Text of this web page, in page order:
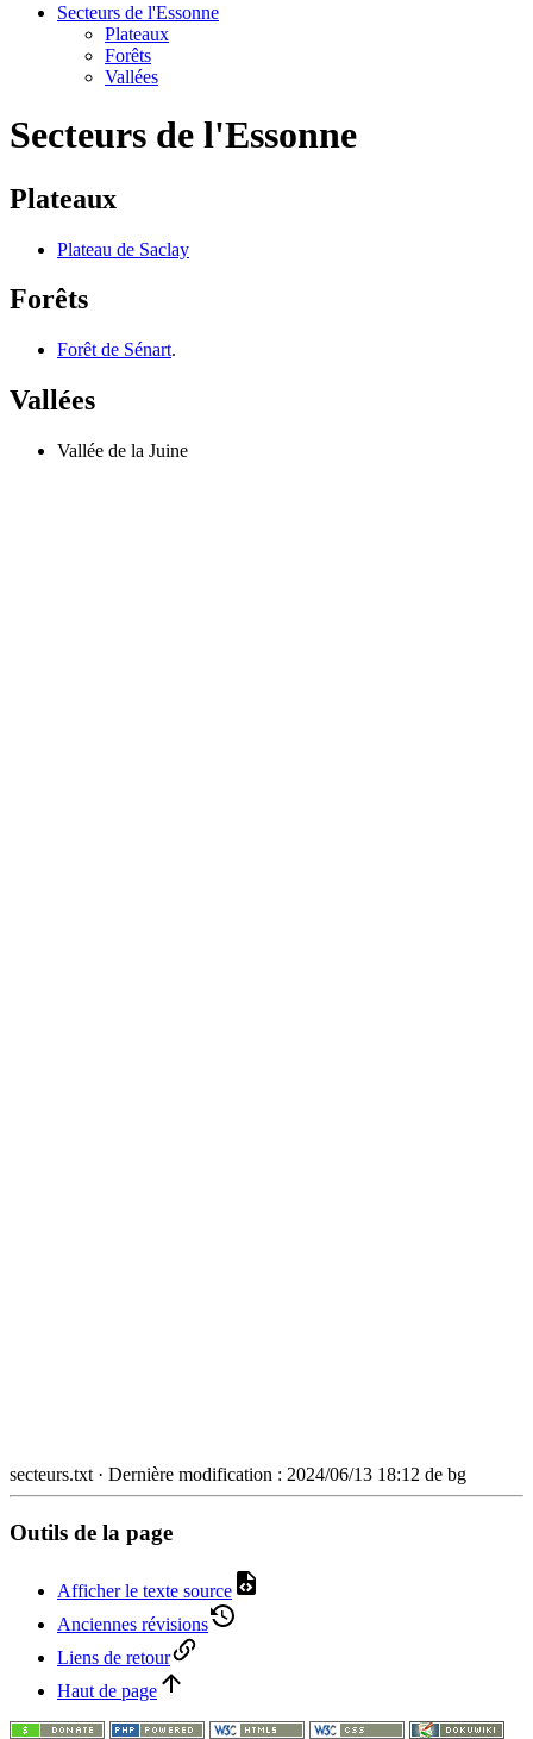
Secteurs de l'Essonne
Plateaux
Forêts
Vallées
Secteurs de l'Essonne
Plateaux
Plateau de Saclay
Forêts
Forêt de Sénart.
Vallées
Vallée de la Juine
secteurs.txt · Dernière modification : 2024/06/13 18:12 de bg
Outils de la page
Afficher le texte source
Anciennes révisions
Liens de retour
Haut de page